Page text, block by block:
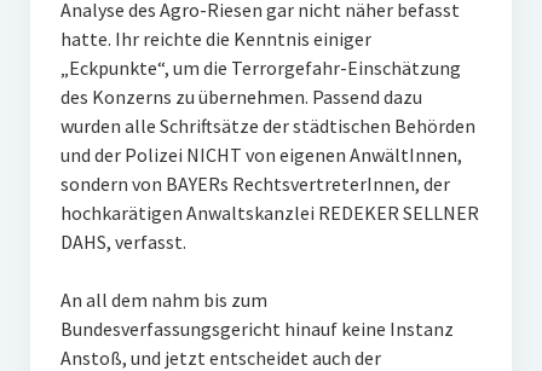
Analyse des Agro-Riesen gar nicht näher befasst
hatte. Ihr reichte die Kenntnis einiger
„Eckpunkte“, um die Terrorgefahr-Einschätzung
des Konzerns zu übernehmen. Passend dazu
wurden alle Schriftsätze der städtischen Behörden
und der Polizei NICHT von eigenen AnwältInnen,
sondern von BAYERs RechtsvertreterInnen, der
hochkarätigen Anwaltskanzlei REDEKER SELLNER
DAHS, verfasst.
An all dem nahm bis zum
Bundesverfassungsgericht hinauf keine Instanz
Anstoß, und jetzt entscheidet auch der